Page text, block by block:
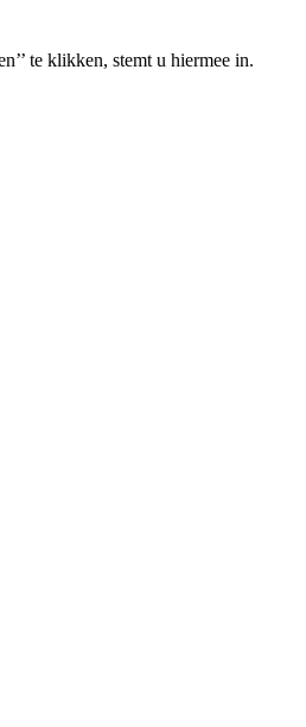
te klikken, stemt u hiermee in.